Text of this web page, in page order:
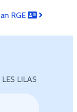
RGE
LILAS